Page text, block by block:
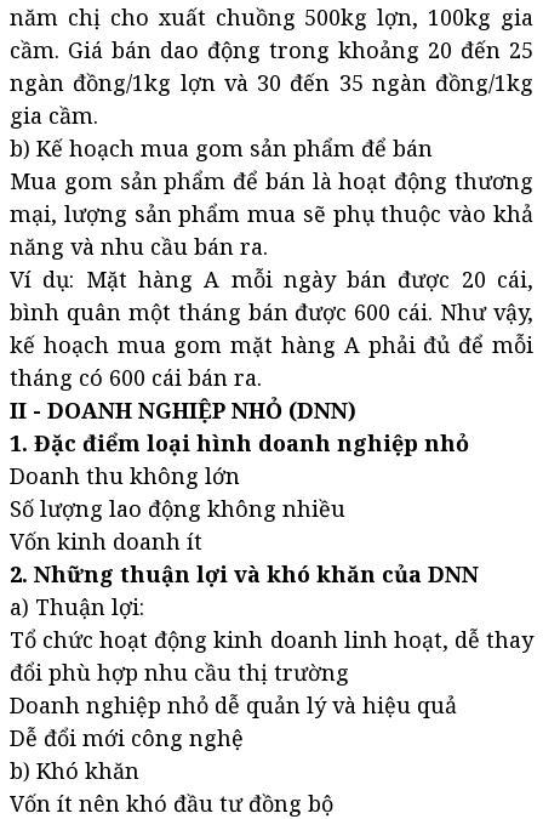
năm chị cho xuất chuồng 500kg lợn, 100kg gia
cầm. Giá bán dao động trong khoảng 20 đến 25
ngàn đồng/1kg lợn và 30 đến 35 ngàn đồng/1kg
gia cầm.
b) Kế hoạch mua gom sản phẩm để bán
Mua gom sản phẩm để bán là hoạt động thương
mại, lượng sản phẩm mua sẽ phụ thuộc vào khả
năng và nhu cầu bán ra.
Ví dụ: Mặt hàng A mỗi ngày bán được 20 cái,
bình quân một tháng bán được 600 cái. Như vậy,
kế hoạch mua gom mặt hàng A phải đủ để mỗi
tháng có 600 cái bán ra.
II - DOANH NGHIỆP NHỎ (DNN)
1. Đặc điểm loại hình doanh nghiệp nhỏ
Doanh thu không lớn
Số lượng lao động không nhiều
Vốn kinh doanh ít
2. Những thuận lợi và khó khăn của DNN
a) Thuận lợi:
Tổ chức hoạt động kinh doanh linh hoạt, dễ thay
đổi phù hợp nhu cầu thị trường
Doanh nghiệp nhỏ dễ quản lý và hiệu quả
Dễ đổi mới công nghệ
b) Khó khăn
Vốn ít nên khó đầu tư đồng bộ